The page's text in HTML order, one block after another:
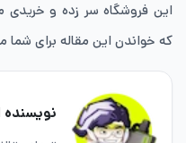
این فروشگاه سر زده و خریدی
که خواندن این مقاله برای
نویسنده